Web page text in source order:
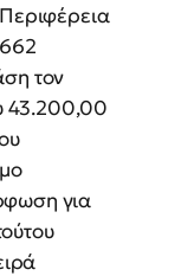
τον
43.200,00
για